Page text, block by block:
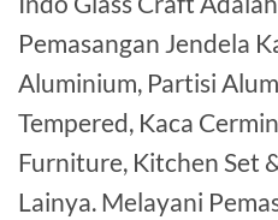
Pemasangan Jendela
Aluminium, Partisi
Tempered, Kaca
Furniture, Kitchen Set
Lainya. Melayani